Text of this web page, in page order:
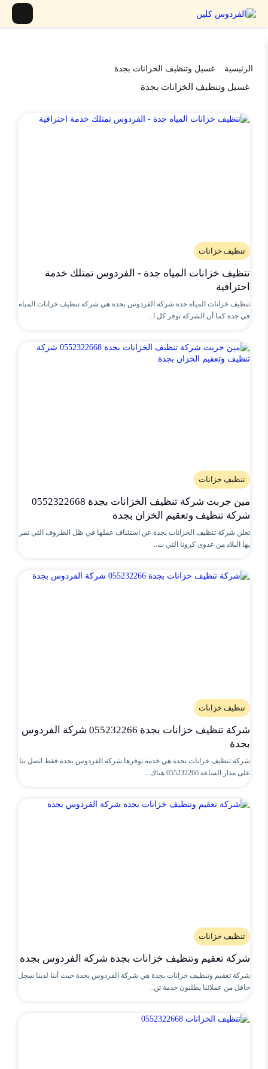
الرئيسية غسيل وتنظيف الخزانات بجدة
غسيل وتنظيف الخزانات بجدة
تنظيف خزانات
تنظيف خزانات المياه جدة - الفردوس تمتلك خدمة
احترافية
تنظيف خزانات المياه جدة شركة الفردوس بجدة هي شركة تنظيف خزانات المياه
في جدة كما أن الشركة توفر كل ا..
تنظيف خزانات
مين جربت شركة تنظيف الخزانات بجدة 0552322668
شركة تنظيف وتعقيم الخزان بجدة
تعلن شركة تنظيف الخزانات بجدة عن استئناف عملها في ظل الظروف التي تمر
بها البلاد من عدوى كرونا التي ت..
تنظيف خزانات
شركة تنظيف خزانات بجدة 055232266 شركة الفردوس
بجدة
شركة تنظيف خزانات بجدة هي خدمة توفرها شركة الفردوس بجدة فقط اتصل بنا
على مدار الساعة 055232266 هناك ..
تنظيف خزانات
شركة تعقيم وتنظيف خزانات بجدة شركة الفردوس بجدة
شركة تعقيم وتنظيف خزانات بجدة هي شركة الفردوس بجدة حيث أننا لدينا سجل
حافل من عملائنا يطلبون خدمة تن..